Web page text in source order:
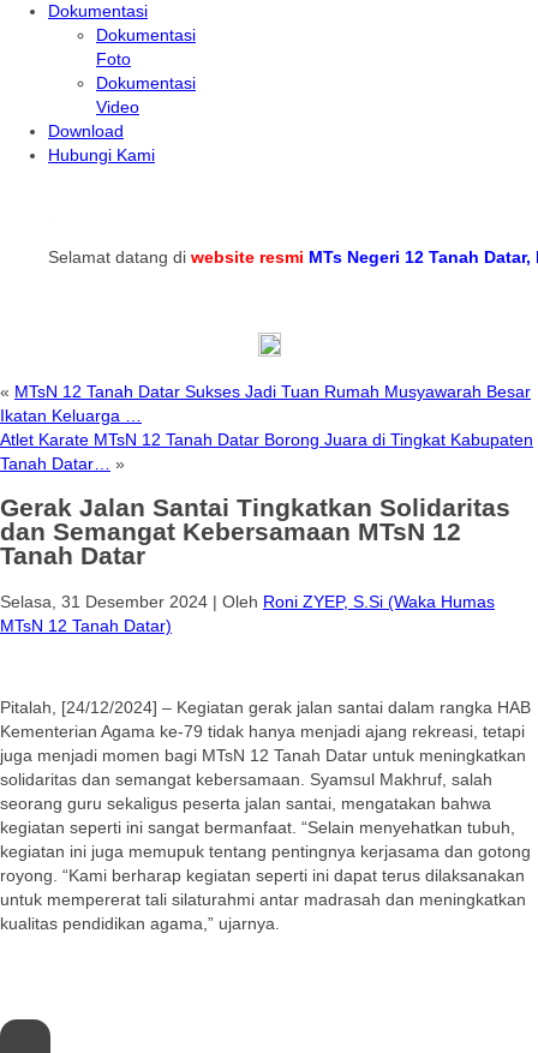
Dokumentasi
Dokumentasi
Foto
Dokumentasi
Video
Download
Hubungi Kami
datang diwebsite resmi MTs Negeri 12 Tanah Datar,
« MTsN 12 Tanah Datar Sukses Jadi Tuan Rumah Musyawarah Besar
Ikatan Keluarga …
Atlet Karate MTsN 12 Tanah Datar Borong Juara di Tingkat Kabupaten
Tanah Datar…
»
Gerak Jalan Santai Tingkatkan Solidaritas
dan Semangat Kebersamaan MTsN 12
Tanah Datar
Selasa, 31 Desember 2024 | Oleh Roni ZYEP, S.Si (Waka Humas
MTsN 12 Tanah Datar)
Pitalah, [24/12/2024] – Kegiatan gerak jalan santai dalam rangka HAB
Kementerian Agama ke-79 tidak hanya menjadi ajang rekreasi, tetapi
juga menjadi momen bagi MTsN 12 Tanah Datar untuk meningkatkan
solidaritas dan semangat kebersamaan. Syamsul Makhruf, salah
seorang guru sekaligus peserta jalan santai, mengatakan bahwa
kegiatan seperti ini sangat bermanfaat. “Selain menyehatkan tubuh,
kegiatan ini juga memupuk tentang pentingnya kerjasama dan gotong
royong. “Kami berharap kegiatan seperti ini dapat terus dilaksanakan
untuk mempererat tali silaturahmi antar madrasah dan meningkatkan
kualitas pendidikan agama,” ujarnya.